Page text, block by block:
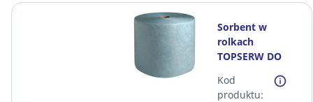
Sorbent w
rolkach
TOPSERW DO
2 rolki
Kod
produktu: